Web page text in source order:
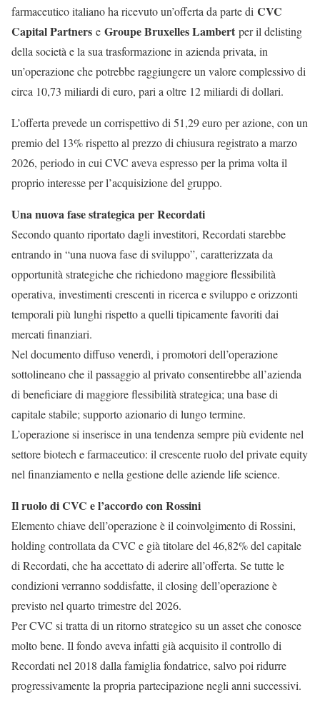
farmaceutico italiano ha ricevuto un’offerta da parte di CVC
Capital Partners e Groupe Bruxelles Lambert per il delisting
della società e la sua trasformazione in azienda privata, in
un’operazione che potrebbe raggiungere un valore complessivo di
circa 10,73 miliardi di euro, pari a oltre 12 miliardi di dollari.
L’offerta prevede un corrispettivo di 51,29 euro per azione, con un
premio del 13% rispetto al prezzo di chiusura registrato a marzo
2026, periodo in cui CVC aveva espresso per la prima volta il
proprio interesse per l’acquisizione del gruppo.
Una nuova fase strategica per Recordati
Secondo quanto riportato dagli investitori, Recordati starebbe
entrando in “una nuova fase di sviluppo”, caratterizzata da
opportunità strategiche che richiedono maggiore flessibilità
operativa, investimenti crescenti in ricerca e sviluppo e orizzonti
temporali più lunghi rispetto a quelli tipicamente favoriti dai
mercati finanziari.
Nel documento diffuso venerdì, i promotori dell’operazione
sottolineano che il passaggio al privato consentirebbe all’azienda
di beneficiare di maggiore flessibilità strategica; una base di
capitale stabile; supporto azionario di lungo termine.
L’operazione si inserisce in una tendenza sempre più evidente nel
settore biotech e farmaceutico: il crescente ruolo del private equity
nel finanziamento e nella gestione delle aziende life science.
Il ruolo di CVC e l’accordo con Rossini
Elemento chiave dell’operazione è il coinvolgimento di Rossini,
holding controllata da CVC e già titolare del 46,82% del capitale
di Recordati, che ha accettato di aderire all’offerta. Se tutte le
condizioni verranno soddisfatte, il closing dell’operazione è
previsto nel quarto trimestre del 2026.
Per CVC si tratta di un ritorno strategico su un asset che conosce
molto bene. Il fondo aveva infatti già acquisito il controllo di
Recordati nel 2018 dalla famiglia fondatrice, salvo poi ridurre
progressivamente la propria partecipazione negli anni successivi.